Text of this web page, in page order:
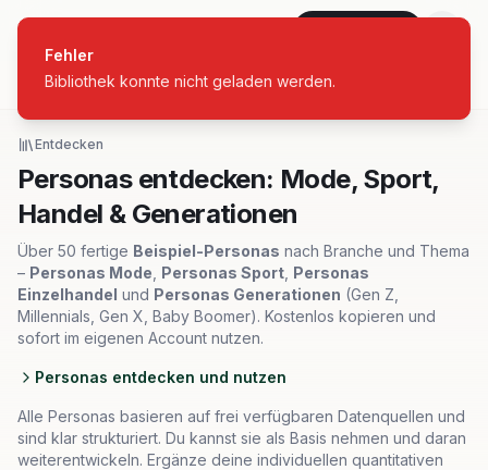
Fehler
Bibliothek konnte nicht geladen werden.
Alle Branchen
Entdecken
Personas entdecken: Mode, Sport,
Handel & Generationen
Über 50 fertige Beispiel-Personas nach Branche und Thema
– Personas Mode Personas Sport Personas
Einzelhandel und Personas Generationen (Gen Z,
Millennials, Gen X, Baby Boomer). Kostenlos kopieren und
sofort im eigenen Account nutzen.
Personas entdecken und nutzen
Alle Personas basieren auf frei verfügbaren Datenquellen und
sind klar strukturiert. Du kannst sie als Basis nehmen und daran
weiterentwickeln. Ergänze deine individuellen quantitativen